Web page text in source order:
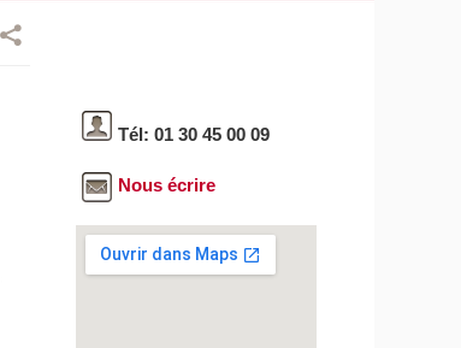
Tél: 01 30 45 00 09
Nous écrire